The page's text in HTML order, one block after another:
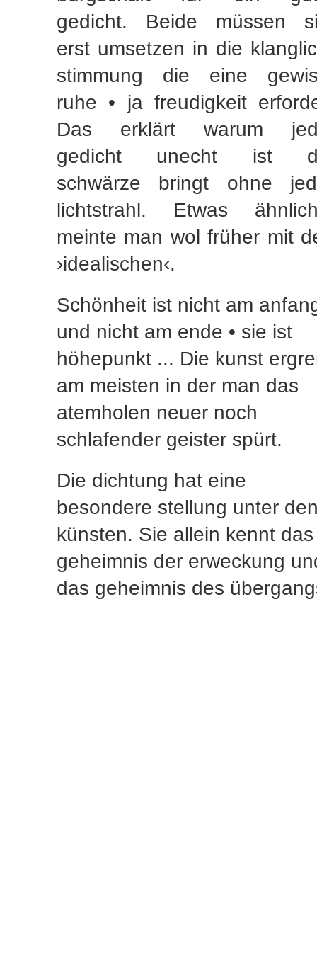
gedicht. Beide müssen
erst umsetzen in die
stimmung die eine
ruhe • ja freudigkeit
Das erklärt warum
gedicht unecht ist
schwärze bringt ohne
lichtstrahl. Etwas
meinte man wol früher mit
›idealischen‹.
Schönheit ist nicht am
und nicht am ende • sie ist
höhepunkt ... Die kunst
am meisten in der man das
atemholen neuer noch
schlafender geister spürt.
Die dichtung hat eine
besondere stellung unter
künsten. Sie allein kennt das
geheimnis der erweckung
das geheimnis des